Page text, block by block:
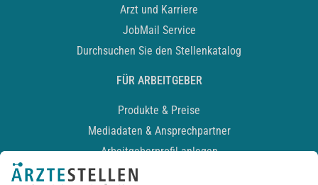
Arzt und Karriere
JobMail Service
Durchsuchen Sie den Stellenkatalog
FÜR ARBEITGEBER
Produkte & Preise
Mediadaten & Ansprechpartner
Arbeitgeberprofil anlegen
Recruiting-Podcast